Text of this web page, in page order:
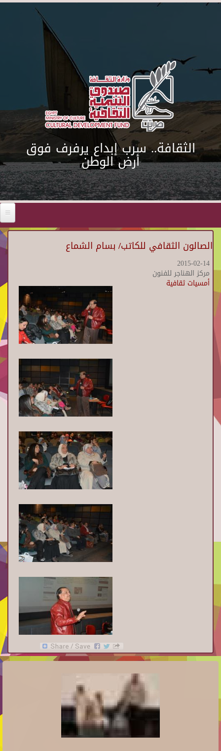
Skip to main content
الثقافة.. سرب إبداع يرفرف فوق
أرض الوطن
الصالون الثقافي للكاتب/ بسام الشماع
2015-02-14
مركز الهناجر للفنون
أمسيات ثقافية